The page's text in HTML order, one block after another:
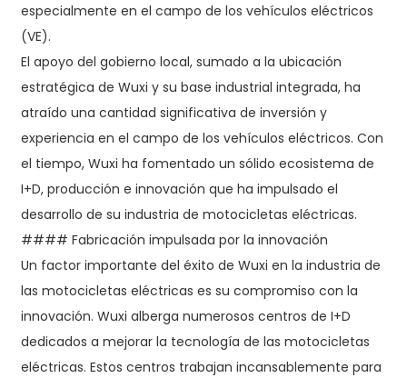
especialmente en el campo de los vehículos eléctricos
(VE).
El apoyo del gobierno local, sumado a la ubicación
estratégica de Wuxi y su base industrial integrada, ha
atraído una cantidad significativa de inversión y
experiencia en el campo de los vehículos eléctricos. Con
el tiempo, Wuxi ha fomentado un sólido ecosistema de
I+D, producción e innovación que ha impulsado el
desarrollo de su industria de motocicletas eléctricas.
#### Fabricación impulsada por la innovación
Un factor importante del éxito de Wuxi en la industria de
las motocicletas eléctricas es su compromiso con la
innovación. Wuxi alberga numerosos centros de I+D
dedicados a mejorar la tecnología de las motocicletas
eléctricas. Estos centros trabajan incansablemente para